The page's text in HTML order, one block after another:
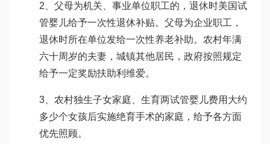
2、父母为机关、事业单位职工的，退休时美国试
管婴儿给予一次性退休补贴。父母为企业职工，
退休时所在单位发给一次性养老补助。农村年满
六十周岁的夫妻，城镇其他居民，政府按照规定
给予一定奖励扶助利维爱。
3、农村独生子女家庭、生育两试管婴儿费用大约
多少个女孩后实施绝育手术的家庭，给予各方面
优先照顾。